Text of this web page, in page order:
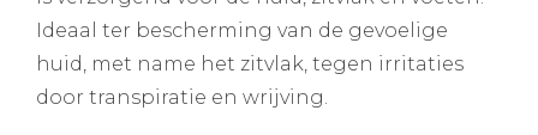
Ideaal ter bescherming van de gevoelige
huid, met name het zitvlak, tegen irritaties
door transpiratie en wrijving.